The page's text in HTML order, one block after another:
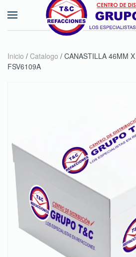
Skip to main content
Inicio / Catalogo / CANASTILLA 46MM
FSV6109A